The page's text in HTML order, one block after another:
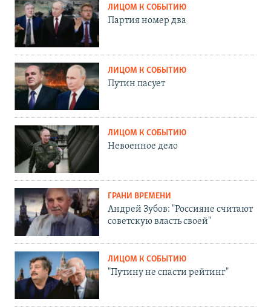
ЛИЦОМ К СОБЫТИЮ
Партия номер два
ЛИЦОМ К СОБЫТИЮ
Путин пасует
ЛИЦОМ К СОБЫТИЮ
Невоенное дело
ГРАНИ ВРЕМЕНИ
Андрей Зубов: "Россияне считают
советскую власть своей"
ЛИЦОМ К СОБЫТИЮ
"Путину не спасти рейтинг"